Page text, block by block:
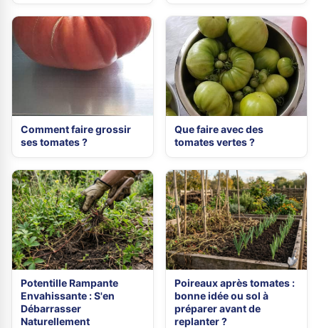
Comment faire grossir
ses tomates ?
Que faire avec des
tomates vertes ?
Potentille Rampante
Envahissante : S'en
Débarrasser
Naturellement
Poireaux après tomates :
bonne idée ou sol à
préparer avant de
replanter ?